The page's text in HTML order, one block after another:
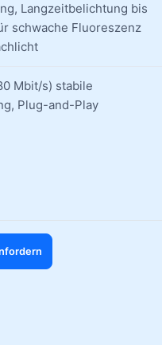
Langzeitbelichtung bis
schwache Fluoreszenz
Mbit/s) stabile
Plug-and-Play